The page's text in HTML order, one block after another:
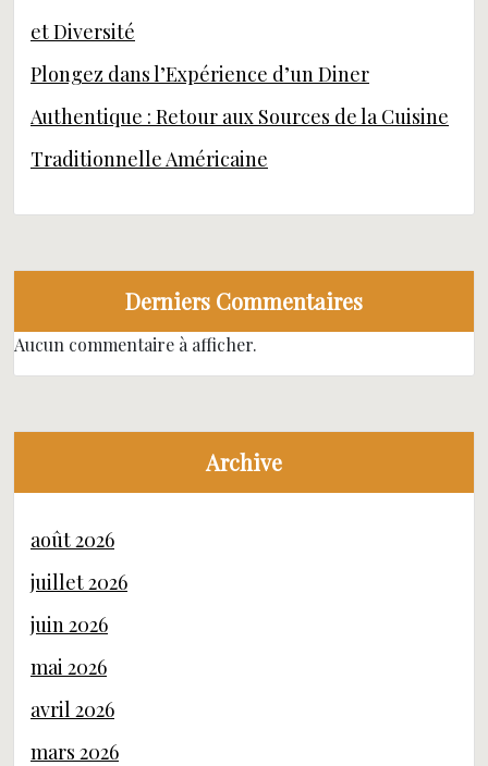
et Diversité
Plongez dans l’Expérience d’un Diner
Authentique : Retour aux Sources de la Cuisine
Traditionnelle Américaine
Derniers Commentaires
Aucun commentaire à afficher.
Archive
août 2026
juillet 2026
juin 2026
mai 2026
avril 2026
mars 2026